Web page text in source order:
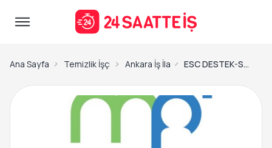
Ana Sayfa Temizlik İşçisi İş İlanlarıAnkara İş İlanları ESC DESTEK-SPOR SALONU BAY BAYAN HEMEN İŞ BAŞI ANKARA